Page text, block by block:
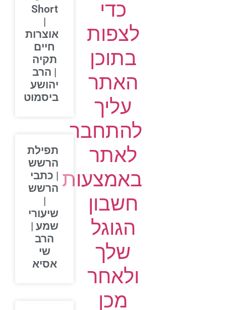
כדי
לצפות
בתוכן
האתר
עליך
להתחבר
לאתר
באמצעות
חשבון
הגוגל
שלך
ולאחר
מכן
Short
אוצרות
חיים
תקיה
| הרב
יהושע
ביסמוט
תפילת
הרשש
| כתבי
הרשש
שיעורי
שמע |
הרב
שי
אסיא